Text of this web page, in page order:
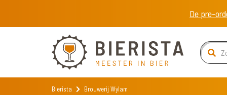
De pre-
Bierista Brouwerij Wylam